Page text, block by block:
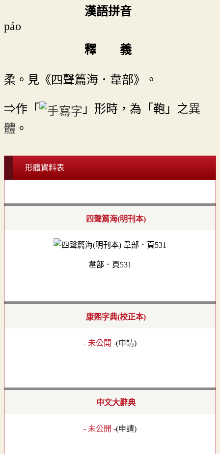
漢語拼音
páo
釋 義
柔。見《四聲篇海．韋部》。
⇒作「 」形時，為「鞄」之異
體 。
形體資料表
四聲篇海(明刊本)
韋部．頁531
康熙字典(校正本)
- 未公開 -(申請)
中文大辭典
- 未公開 -(申請)